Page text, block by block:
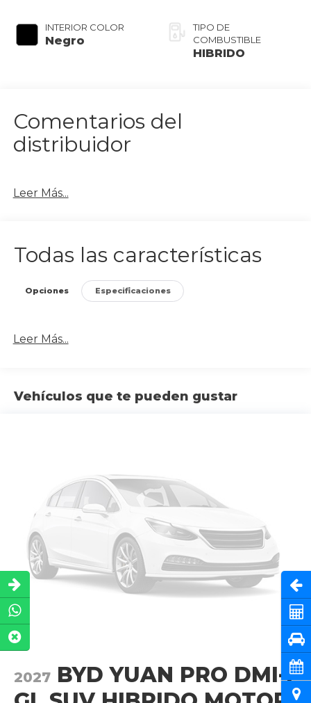
INTERIOR COLOR
Negro
TIPO DE
COMBUSTIBLE
HIBRIDO
Comentarios del
distribuidor
Leer Más...
Todas las características
Opciones Especificaciones
Leer Más...
Vehículos que te pueden gustar
2027 BYD YUAN PRO DMI-I